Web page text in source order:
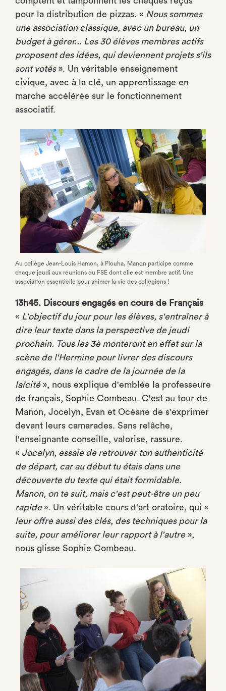
pour la distribution de pizzas. « Nous sommes
une association classique, avec un bureau, un
budget à gérer... Les 30 élèves membres actifs
proposent des idées, qui deviennent projets s'ils
sont votés». Un véritable enseignement
civique, avec à la clé, un apprentissage en
marche accélérée sur le fonctionnement
associatif.
Au collège Jean-Louis Hamon, à Plouha, Manon participe comme
chaque jeudi aux réunions du FSE dont elle est membre actif. Une
association essentielle pour animer la vie des collégiens !
13h45. Discours engagés en cours de Français
« L'objectif du jour pour les élèves, s'entraîner à
dire leur texte dans la perspective de jeudi
prochain. Tous les 3è monteront en effet sur la
scène de l'Hermine pour livrer des discours
engagés, dans le cadre de la journée de la
laïcité», nous explique d'emblée la professeure
de français, Sophie Combeau. C'est au tour de
Manon, Jocelyn, Evan et Océane de s'exprimer
devant leurs camarades. Sans relâche,
l'enseignante conseille, valorise, rassure.
« Jocelyn, essaie de retrouver ton authenticité
de départ, car au début tu étais dans une
découverte du texte qui était formidable.
Manon, on te suit, mais c'est peut-être un peu
rapide». Un véritable cours d'art oratoire, qui «
leur offre aussi des clés, des techniques pour la
suite, pour améliorer leur rapport à l'autre»,
nous glisse Sophie Combeau.